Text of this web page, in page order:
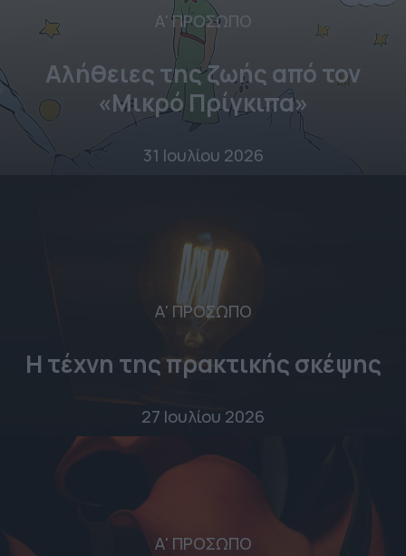
Α' ΠΡΟΣΩΠΟ
Αλήθειες της ζωής από τον
«Μικρό Πρίγκιπα»
31 Ιουλίου 2026
Α' ΠΡΟΣΩΠΟ
Η τέχνη της πρακτικής σκέψης
27 Ιουλίου 2026
Α' ΠΡΟΣΩΠΟ